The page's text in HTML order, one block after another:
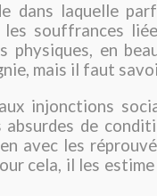
dans laquelle
les souffrances
physiques, en
mais il faut
injonctions
de
avec les
cela, il les estime